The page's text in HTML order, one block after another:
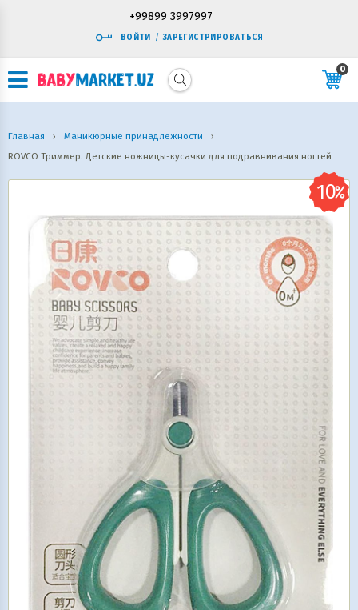
+99899 3997997
ВОЙТИ / ЗАРЕГИСТРИРОВАТЬСЯ
0
Главная › Маникюрные принадлежности
›
ROVCO Триммер. Детские ножницы-кусачки для подравнивания ногтей